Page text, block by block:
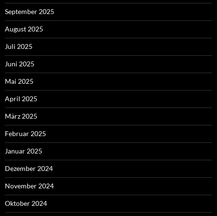
September 2025
August 2025
Juli 2025
Juni 2025
Mai 2025
April 2025
März 2025
Februar 2025
Januar 2025
Dezember 2024
November 2024
Oktober 2024